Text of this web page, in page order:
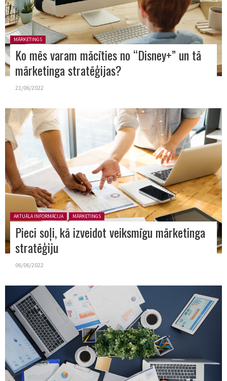
Posted in:
MĀRKETINGS
Ko mēs varam mācīties no “Disney+” un tā
mārketinga stratēģijas?
21/06/2022
Posted in:
AKTUĀLA INFORMĀCIJA MĀRKETINGS
Pieci soļi, kā izveidot veiksmīgu mārketinga
stratēģiju
06/06/2022